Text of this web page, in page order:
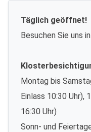
Täglich geöffnet!
Besuchen Sie uns
Montag bis
Einlass 10:30 Uhr),
16:30 Uhr)
Sonn- und